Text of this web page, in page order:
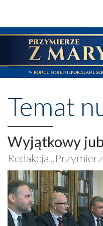
Temat
Wyjątkowy
Redakcja